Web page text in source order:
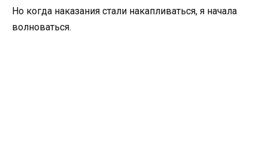
Но когда наказания стали накапливаться, я начала
волноваться.